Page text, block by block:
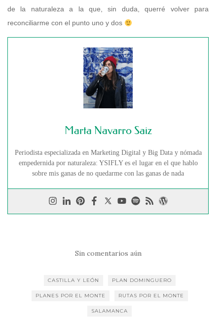
de la naturaleza a la que, sin duda, querré volver para
reconciliarme con el punto uno y dos
Marta Navarro Saiz
Periodista especializada en Marketing Digital y Big Data y nómada
empedernida por naturaleza: YSIFLY es el lugar en el que hablo
sobre mis ganas de no quedarme con las ganas de nada
Sin comentarios aún
CASTILLA Y LEÓN PLAN DOMINGUERO
PLANES POR EL MONTE RUTAS POR EL MONTE
SALAMANCA